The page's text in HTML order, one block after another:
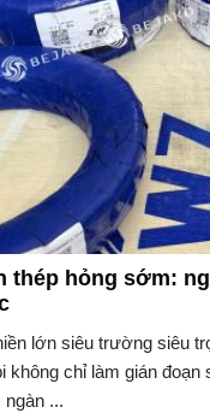
thép hỏng sớm:
lớn siêu trường siêu
không chỉ làm gián đoạn
...